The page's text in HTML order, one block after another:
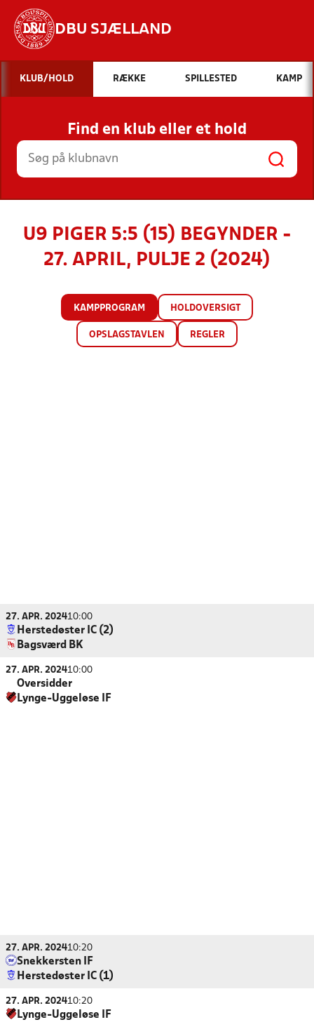
DBU SJÆLLAND
Hvad vil du søge efter?
INDHOLD OG NYHEDER
STILLINGER, RESULTATER, KLUBBER OG
HOLD
KLUB/HOLD RÆKKE SPILLESTED KAMP
Find en klub eller et hold
U9 PIGER 5:5 (15) BEGYNDER -
27. APRIL, PULJE 2 (2024)
KAMPPROGRAM HOLDOVERSIGT
OPSLAGSTAVLEN REGLER
27. APR. 202410:00
Herstedøster IC (2)
Bagsværd BK
27. APR. 202410:00
Oversidder
Lynge-Uggeløse IF
27. APR. 202410:20
Snekkersten IF
Herstedøster IC (1)
27. APR. 202410:20
Lynge-Uggeløse IF